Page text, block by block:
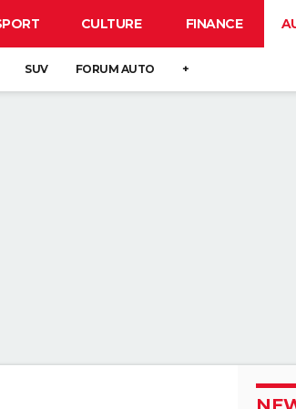
CULTURE FINANCE
SUV FORUM AUTO +